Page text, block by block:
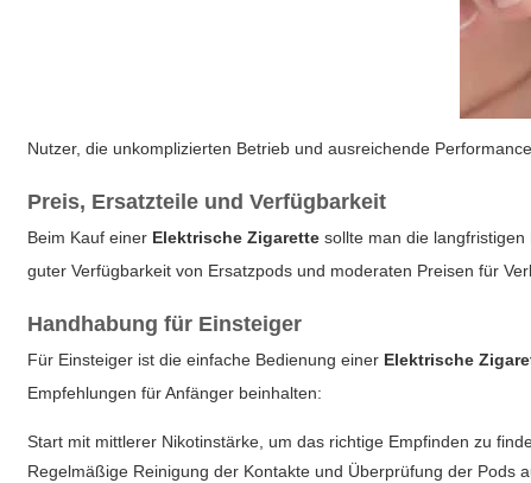
Nutzer, die unkomplizierten Betrieb und ausreichende
Preis, Ersatzteile und Verfügbarkeit
Beim Kauf einer Elektrische Zigarette sollte man die
guter Verfügbarkeit von Ersatzpods und moderaten Preisen für
Handhabung für Einsteiger
Für Einsteiger ist die einfache Bedienung einer Elektrische
Empfehlungen für Anfänger beinhalten:
Start mit mittlerer Nikotinstärke, um das richtige Empfinden zu
Regelmäßige Reinigung der Kontakte und Überprüfung der Pods